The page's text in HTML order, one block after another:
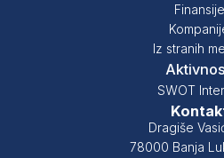
Finansije
Iz stranih
SWOT
Dragiše
78000 Banja